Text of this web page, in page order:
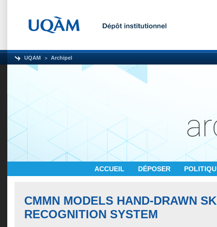
UQAM Archipel
ACCUEIL DÉPOSER
CMMN MODELS HAND-DRAWN
RECOGNITION SYSTEM